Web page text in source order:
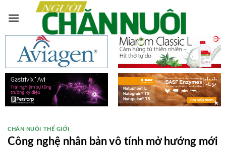
CHĂN NUÔI THẾ GIỚI
Công nghệ nhân bản vô tính mở hướng mới